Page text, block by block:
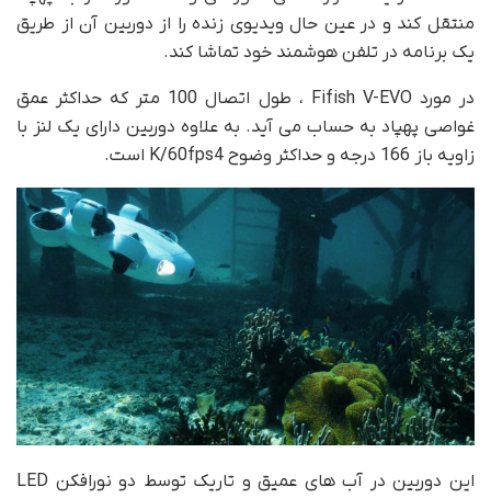
منتقل کند و در عین حال ویدیوی زنده را از دوربین آن از طریق
یک برنامه در تلفن هوشمند خود تماشا کند.
در مورد Fifish V-EVO ، طول اتصال 100 متر که حداکثر عمق
غواصی پهپاد به حساب می آید. به علاوه دوربین دارای یک لنز با
زاویه باز 166 درجه و حداکثر وضوح K/60fps4 است.
این دوربین در آب های عمیق و تاریک توسط دو نورافکن LED